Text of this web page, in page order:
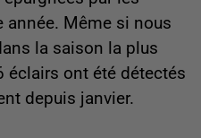
année. Même si nous
la saison la plus
éclairs ont été détectés
depuis janvier.